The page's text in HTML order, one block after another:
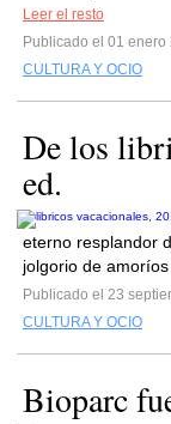
Leer el resto
Publicado el 01 enero
CULTURA Y OCIO
De los
ed.
eterno resplandor
jolgorio de
Publicado el 23
CULTURA Y OCIO
Bioparc